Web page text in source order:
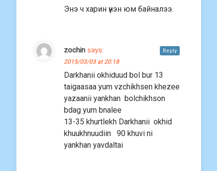
Энэ ч харин үнэн юм байналээ.
zochin says:
2015/03/03 at 20:18
Darkhanii okhiduud bol bur 13
taigaasaa yum vzchikhsen khezee
yazaanii yankhan bolchikhson
bdag yum bnalee
13-35 khurtlekh Darkhanii okhid
khuukhnuudiin 90 khuvi ni
yankhan yavdaltai
Reply